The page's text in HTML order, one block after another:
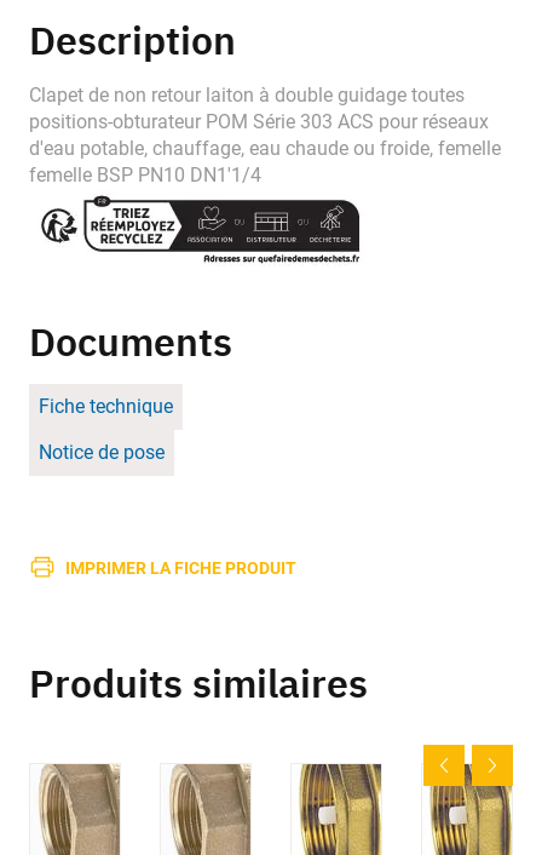
Description
Clapet de non retour laiton à double guidage toutes
positions-obturateur POM Série 303 ACS pour réseaux
d'eau potable, chauffage, eau chaude ou froide, femelle
femelle BSP PN10 DN1'1/4
Documents
Fiche technique
Notice de pose
IMPRIMER LA FICHE PRODUIT
Produits similaires